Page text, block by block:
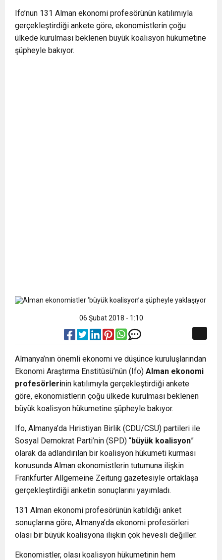
Ifo’nun 131 Alman ekonomi profesörünün katılımıyla
gerçekleştirdiği ankete göre, ekonomistlerin çoğu
ülkede kurulması beklenen büyük koalisyon hükumetine
şüpheyle bakıyor.
06 Şubat 2018 - 1:10
Almanya’nın önemli ekonomi ve düşünce kuruluşlarından
Ekonomi Araştırma Enstitüsü’nün (Ifo) Alman ekonomi
profesörlerinin katılımıyla gerçekleştirdiği ankete
göre, ekonomistlerin çoğu ülkede kurulması beklenen
büyük koalisyon hükumetine şüpheyle bakıyor.
Ifo, Almanya’da Hıristiyan Birlik (CDU/CSU) partileri ile
Sosyal Demokrat Parti’nin (SPD) “büyük koalisyon”
olarak da adlandırılan bir koalisyon hükumeti kurması
konusunda Alman ekonomistlerin tutumuna ilişkin
Frankfurter Allgemeine Zeitung gazetesiyle ortaklaşa
gerçekleştirdiği anketin sonuçlarını yayımladı.
131 Alman ekonomi profesörünün katıldığı anket
sonuçlarına göre, Almanya’da ekonomi profesörleri
olası bir büyük koalisyona ilişkin çok hevesli değiller.
Ekonomistler, olası koalisyon hükumetinin hem